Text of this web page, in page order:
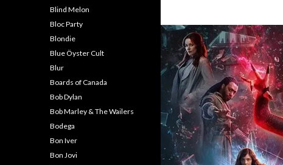
Blind Melon
Bloc Party
Blondie
Blue Öyster Cult
Blur
Boards of Canada
Bob Dylan
Bob Marley & The Wailers
Bodega
Bon Iver
Bon Jovi